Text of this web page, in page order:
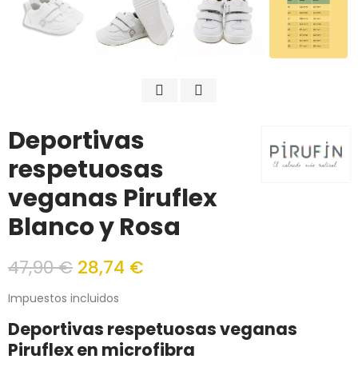
Deportivas
respetuosas
veganas Piruflex
Blanco y Rosa
47,90 € 28,74 €
Impuestos incluidos
Deportivas respetuosas veganas
Piruflex en microfibra